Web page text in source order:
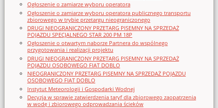
Ogłoszenie o zamiarze wyboru operatora
Ogłoszenie o zamiarze wyboru operatora publicznego transportu
zbiorowego w trybie przetargu nieograniczonego
DRUGI NIEOGRANICZONY PRZETARG PISEMNY NA SPRZEDAŻ
POJAZDU SPECJALNEGO STAR 200 PM 18P
Ogłoszenie o otwartym naborze Partnera do wspólnego
przygotowania i realizacji projektu
DRUGI NIEOGRANICZONY PRZETARG PISEMNY NA SPRZEDAŻ
POJAZDU OSOBOWEGO FIAT DOBLO
NIEOGRANICZONY PRZETARG PISEMNY NA SPRZEDAŻ POJAZDU
OSOBOWEGO FIAT DOBLO
Instytut Meteorologii i Gospodarki Wodnej
Decyzja w sprawie zatwierdzenia taryf dla zbiorowego zaopatrzenia
w wodę i zbiorowego odprowadzania ścieków